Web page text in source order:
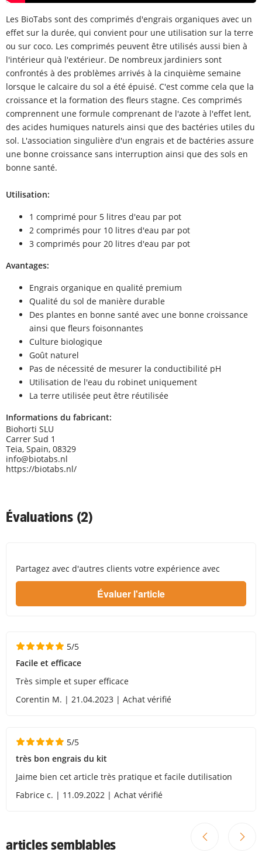
Les BioTabs sont des comprimés d'engrais organiques avec un
effet sur la durée, qui convient pour une utilisation sur la terre
ou sur coco. Les comprimés peuvent être utilisés aussi bien à
l'intérieur quà l'extérieur. De nombreux jardiniers sont
confrontés à des problèmes arrivés à la cinquième semaine
lorsque le calcaire du sol a été épuisé. C'est comme cela que la
croissance et la formation des fleurs stagne. Ces comprimés
comprennent une formule comprenant de l'azote à l'effet lent,
des acides humiques naturels ainsi que des bactéries utiles du
sol. L'association singulière d'un engrais et de bactéries assure
une bonne croissance sans interruption ainsi que des sols en
bonne santé.
Utilisation:
1 comprimé pour 5 litres d'eau par pot
2 comprimés pour 10 litres d'eau par pot
3 comprimés pour 20 litres d'eau par pot
Avantages:
Engrais organique en qualité premium
Qualité du sol de manière durable
Des plantes en bonne santé avec une bonne croissance
ainsi que fleurs foisonnantes
Culture biologique
Goût naturel
Pas de nécessité de mesurer la conductibilité pH
Utilisation de l'eau du robinet uniquement
La terre utilisée peut être réutilisée
Informations du fabricant:
Biohorti SLU
Carrer Sud 1
Teia, Spain, 08329
info@biotabs.nl
https://biotabs.nl/
Évaluations (2)
Partagez avec d'autres clients votre expérience avec
5/5
Facile et efficace
Très simple et super efficace
Corentin M. | 21.04.2023 | Achat vérifié
5/5
très bon engrais du kit
Jaime bien cet article très pratique et facile dutilisation
Fabrice c. | 11.09.2022 | Achat vérifié
articles semblables